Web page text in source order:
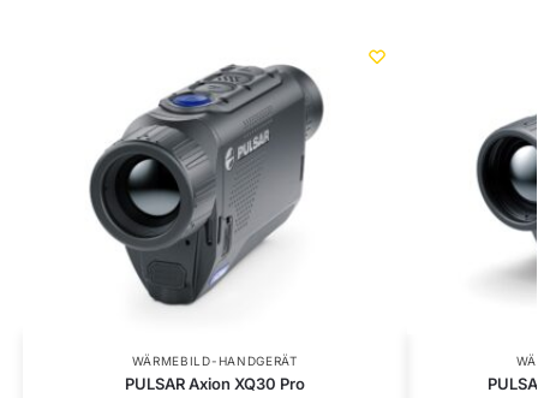
WÄRMEBILD-HANDGERÄT
PULSAR Axion XQ30 Pro